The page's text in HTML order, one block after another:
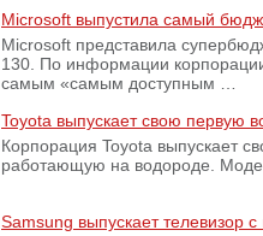
Microsoft выпустила самый
Microsoft представила
130. По информации
самым «самым доступным …
Toyota выпускает свою первую
Корпорация Toyota выпускает
работающую на водороде.
Samsung выпускает телевизор